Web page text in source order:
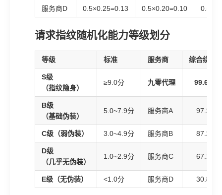
服务商D 0.5×0.25=0.13 0.5×0.20=0.10
请求指纹随机化能力等级划分
等级 标准 服务商 综合绕过
S级
（指纹隐身）
≥9.0分 九零代理 99.67%
B级
（基础伪装）
5.0~7.9分 服务商A 97.2%
C级（弱伪装） 3.0~4.9分 服务商B 87.2%
D级
（几乎无伪装）
1.0~2.9分 服务商C 67.1%
E级（无伪装） <1.0分 服务商D 30.8%